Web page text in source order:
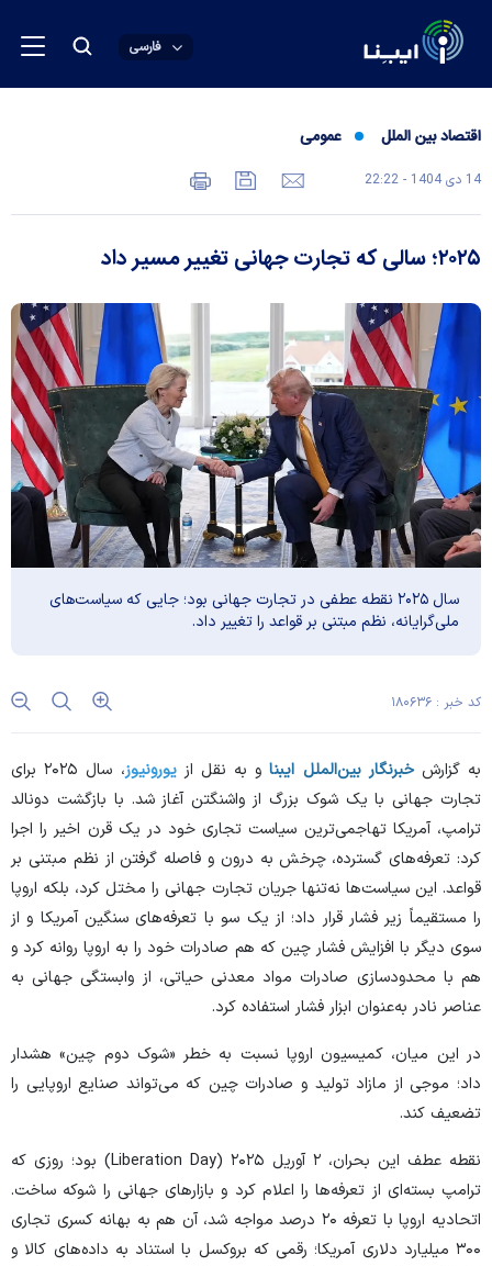
فارسی
اقتصاد بین الملل عمومی
14 دی 1404 - 22:22
۲۰۲۵؛ سالی که تجارت جهانی تغییر مسیر داد
سال ۲۰۲۵ نقطه عطفی در تجارت جهانی بود؛ جایی که سیاست‌های
ملی‌گرایانه، نظم مبتنی بر قواعد را تغییر داد.
کد خبر : ۱۸۰۶۳۶
به گزارشخبرنگار بین‌الملل ایبناو به نقل ازیورونیوز
، سال ۲۰۲۵ برای
تجارت جهانی با یک شوک بزرگ از واشنگتن آغاز شد. با بازگشت دونالد
ترامپ، آمریکا تهاجمی‌ترین سیاست تجاری خود در یک قرن اخیر را اجرا
کرد: تعرفه‌های گسترده، چرخش به درون و فاصله گرفتن از نظم مبتنی بر
قواعد. این سیاست‌ها نه‌تنها جریان تجارت جهانی را مختل کرد، بلکه اروپا
را مستقیماً زیر فشار قرار داد؛ از یک سو با تعرفه‌های سنگین آمریکا و از
سوی دیگر با افزایش فشار چین که هم صادرات خود را به اروپا روانه کرد و
هم با محدودسازی صادرات مواد معدنی حیاتی، از وابستگی جهانی به
عناصر نادر به‌عنوان ابزار فشار استفاده کرد.
در این میان، کمیسیون اروپا نسبت به خطر «شوک دوم چین» هشدار
داد؛ موجی از مازاد تولید و صادرات چین که می‌تواند صنایع اروپایی را
تضعیف کند.
نقطه عطف این بحران، ۲ آوریل ۲۰۲۵ (Liberation Day) بود؛ روزی که
ترامپ بسته‌ای از تعرفه‌ها را اعلام کرد و بازار‌های جهانی را شوکه ساخت.
اتحادیه اروپا با تعرفه ۲۰ درصد مواجه شد، آن هم به بهانه کسری تجاری
۳۰۰ میلیارد دلاری آمریکا؛ رقمی که بروکسل با استناد به داده‌های کالا و